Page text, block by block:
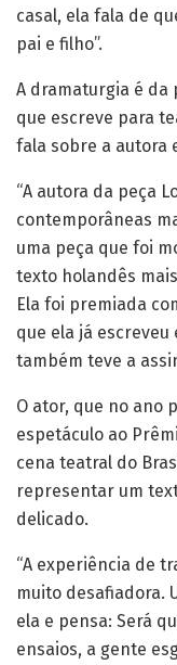
casal, ela fala de
pai e filho”.
A dramaturgia é da
que escreve para
fala sobre a autora
“A autora da peça
contemporâneas
uma peça que foi
texto holandês
Ela foi premiada
que ela já
também teve a
O ator, que no ano
espetáculo ao
cena teatral do
representar um
delicado.
“A experiência de
muito desafiadora.
ela e pensa: Será
ensaios, a gente